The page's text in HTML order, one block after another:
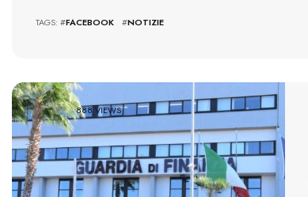
TAGS: #FACEBOOK #NOTIZIE
888 VIEWS